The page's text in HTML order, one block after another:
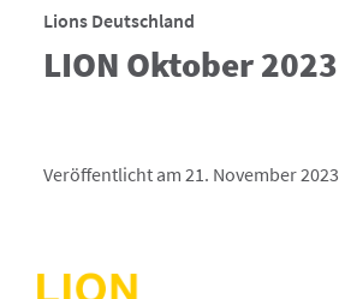
Lions Deutschland
LION Oktober 2023
Veröffentlicht am 21. November 2023